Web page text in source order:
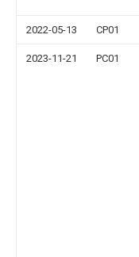
2022-05-13 CP01
2023-11-21 PC01